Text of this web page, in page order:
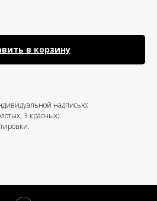
в корзину
надписью;
3 красных;